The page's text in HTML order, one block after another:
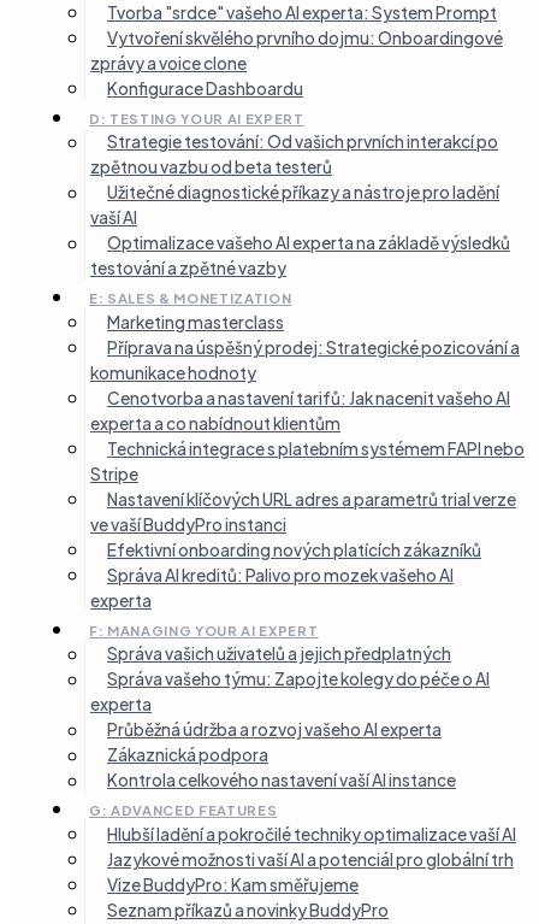
Tvorba "srdce" vašeho AI experta: System Prompt
Vytvoření skvělého prvního dojmu: Onboardingové
zprávy a voice clone
Konfigurace Dashboardu
D: TESTING YOUR AI EXPERT
Strategie testování: Od vašich prvních interakcí po
zpětnou vazbu od beta testerů
Užitečné diagnostické příkazy a nástroje pro ladění
vaší AI
Optimalizace vašeho AI experta na základě výsledků
testování a zpětné vazby
E: SALES & MONETIZATION
Marketing masterclass
Příprava na úspěšný prodej: Strategické pozicování a
komunikace hodnoty
Cenotvorba a nastavení tarifů: Jak nacenit vašeho AI
experta a co nabídnout klientům
Technická integrace s platebním systémem FAPI nebo
Stripe
Nastavení klíčových URL adres a parametrů trial verze
ve vaší BuddyPro instanci
Efektivní onboarding nových platících zákazníků
Správa AI kreditů: Palivo pro mozek vašeho AI
experta
F: MANAGING YOUR AI EXPERT
Správa vašich uživatelů a jejich předplatných
Správa vašeho týmu: Zapojte kolegy do péče o AI
experta
Průběžná údržba a rozvoj vašeho AI experta
Zákaznická podpora
Kontrola celkového nastavení vaší AI instance
G: ADVANCED FEATURES
Hlubší ladění a pokročilé techniky optimalizace vaší AI
Jazykové možnosti vaší AI a potenciál pro globální trh
Vize BuddyPro: Kam směřujeme
Seznam příkazů a novinky BuddyPro